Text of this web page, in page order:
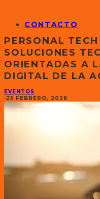
CONTACTO
PERSONAL
SOLUCIONES
ORIENTADAS A
DIGITAL DE LA
EVENTOS
·25 FEBRERO, 2026